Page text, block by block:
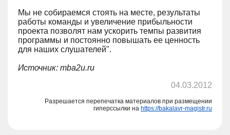
Мы не собираемся стоять на месте, результаты
работы команды и увеличение прибыльности
проекта позволят нам ускорить темпы развития
программы и постоянно повышать ее ценность
для наших слушателей".
Источник: mba2u.ru
04.03.2012
Разрешается перепечатка материалов при размещении
гиперссылки на https://bakalavr-magistr.ru